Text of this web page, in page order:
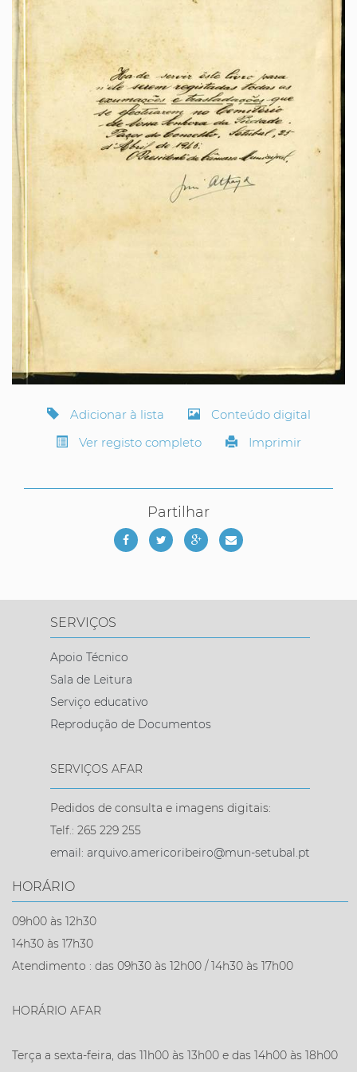
Adicionar à lista
Conteúdo digital
Ver registo completo
Imprimir
Partilhar
SERVIÇOS
Apoio Técnico
Sala de Leitura
Serviço educativo
Reprodução de Documentos
SERVIÇOS AFAR
Pedidos de consulta e imagens digitais:
Telf.: 265 229 255
email: arquivo.americoribeiro@mun-setubal.pt
HORÁRIO
09h00 às 12h30
14h30 às 17h30
Atendimento : das 09h30 às 12h00 / 14h30 às 17h00
HORÁRIO AFAR
Terça a sexta-feira, das 11h00 às 13h00 e das 14h00 às 18h00